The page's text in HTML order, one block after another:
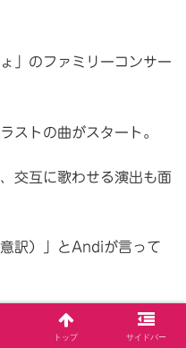
」のファミリーコンサー
ストの曲がスタート。
交互に歌わせる演出も面
訳）」とAndiが言って
トップ サイドバー